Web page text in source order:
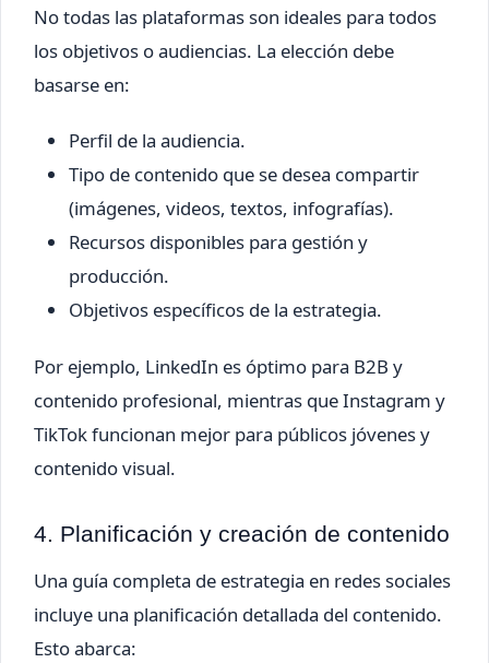
No todas las plataformas son ideales para todos
los objetivos o audiencias. La elección debe
basarse en:
Perfil de la audiencia.
Tipo de contenido que se desea compartir
(imágenes, videos, textos, infografías).
Recursos disponibles para gestión y
producción.
Objetivos específicos de la estrategia.
Por ejemplo, LinkedIn es óptimo para B2B y
contenido profesional, mientras que Instagram y
TikTok funcionan mejor para públicos jóvenes y
contenido visual.
4. Planificación y creación de contenido
Una guía completa de estrategia en redes sociales
incluye una planificación detallada del contenido.
Esto abarca: